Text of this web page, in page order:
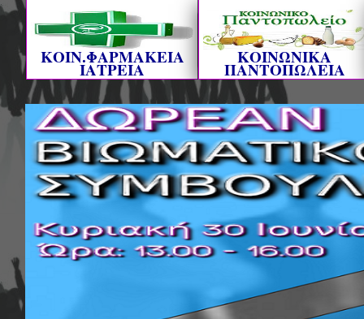
ΚΟΙΝ.ΦΑΡΜΑΚΕΙΑ
ΙΑΤΡΕΙΑ
ΚΟΙΝΩΝΙΚΑ
ΠΑΝΤΟΠΩΛΕΙΑ